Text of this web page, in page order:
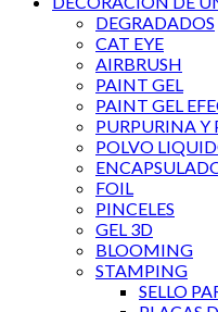
DEGRADADOS
CAT EYE
AIRBRUSH
PAINT GEL
PAINT GEL
PURPURINA Y
POLVO
FOIL
PINCELES
GEL 3D
BLOOMING
STAMPING
SELLO